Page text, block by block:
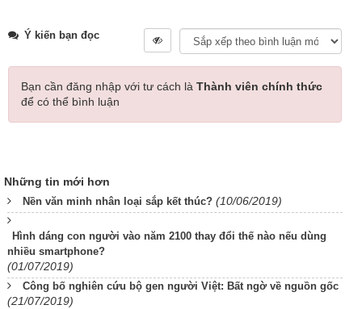
Ý kiến bạn đọc
Bạn cần đăng nhập với tư cách là Thành viên chính thức
để có thể bình luận
Những tin mới hơn
Nền văn minh nhân loại sắp kết thúc? (10/06/2019)
Hình dáng con người vào năm 2100 thay đổi thế nào nếu dùng
nhiều smartphone?
(01/07/2019)
Công bố nghiên cứu bộ gen người Việt: Bất ngờ về nguồn gốc
(21/07/2019)